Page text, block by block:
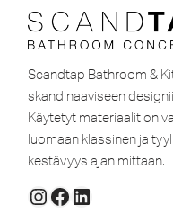
Scandtap Bathroom &
skandinaaviseen
Käytetyt materiaalit on
luomaan klassinen ja
kestävyys ajan mittaan.